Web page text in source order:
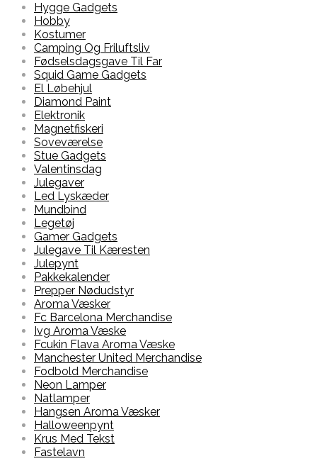
Hygge Gadgets
Hobby
Kostumer
Camping Og Friluftsliv
Fødselsdagsgave Til Far
Squid Game Gadgets
El Løbehjul
Diamond Paint
Elektronik
Magnetfiskeri
Soveværelse
Stue Gadgets
Valentinsdag
Julegaver
Led Lyskæder
Mundbind
Legetøj
Gamer Gadgets
Julegave Til Kæresten
Julepynt
Pakkekalender
Prepper Nødudstyr
Aroma Væsker
Fc Barcelona Merchandise
Ivg Aroma Væske
Fcukin Flava Aroma Væske
Manchester United Merchandise
Fodbold Merchandise
Neon Lamper
Natlamper
Hangsen Aroma Væsker
Halloweenpynt
Krus Med Tekst
Fastelavn